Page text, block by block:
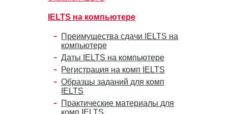
IELTS на компьютере
Преимущества сдачи IELTS на
компьютере
Даты IELTS на компьютере
Регистрация на комп IELTS
Образцы заданий для комп
IELTS
Практические материалы для
комп IELTS